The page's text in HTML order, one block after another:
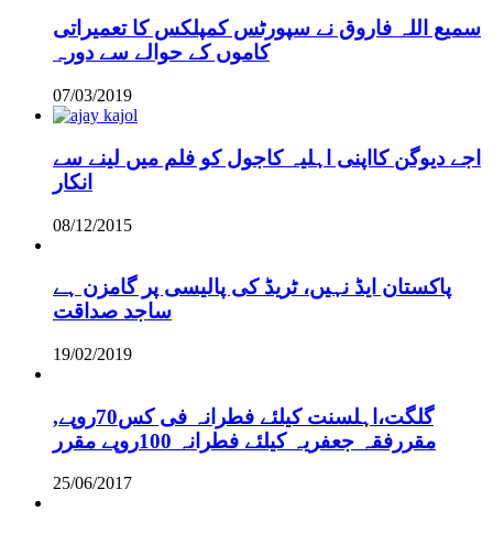
سمیع اللہ فاروق نے سپورٹس کمپلکس کا تعمیراتی
کاموں کے حوالے سے دورہ
07/03/2019
اجے دیوگن کااپنی اہلیہ کاجول کو فلم میں لینے سے
انکار
08/12/2015
پاکستان ایڈ نہیں، ٹریڈ کی پالیسی پر گامزن ہے
ساجد صداقت
19/02/2019
,گلگت،اہلسنت کیلئے فطرانہ فی کس70روپے
مقررفقہ جعفریہ کیلئے فطرانہ 100روپے مقرر
25/06/2017